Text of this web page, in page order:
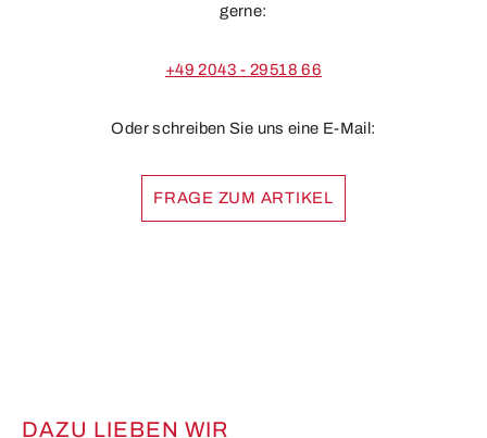
gerne:
+49 2043 - 29518 66
Oder schreiben Sie uns eine E-Mail:
FRAGE ZUM ARTIKEL
Produktgalerie überspringen
DAZU LIEBEN WIR